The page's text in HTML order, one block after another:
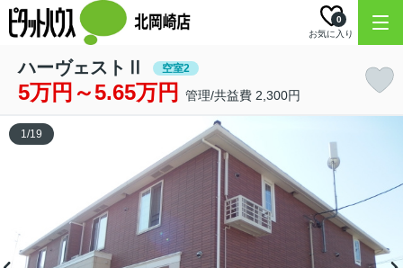
お気に入り
0
ハーヴェストⅡ 空室2
5万円～5.65万円 管理/共益費 2,300円
1/19